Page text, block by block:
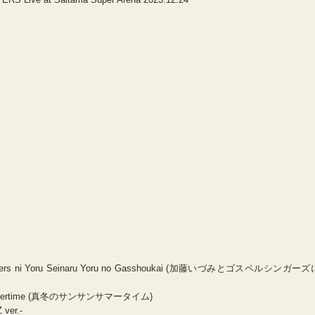
ni Yoru Seinaru Yoru no Gasshoukai (加藤いづみとゴスペルシンガーズ
(真冬のサンサンサマータイム)
ver.-